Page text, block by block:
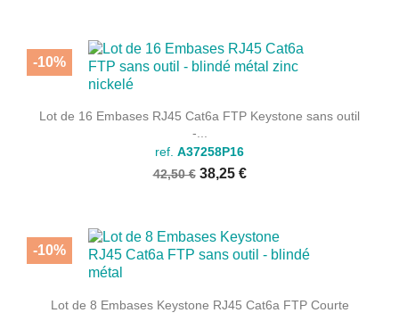
Lot de 16 Embases RJ45 Cat6a FTP Keystone sans outil
-...
ref. A37258P16
42,50 € 38,25 €
-10%
Lot de 8 Embases Keystone RJ45 Cat6a FTP Courte
-10%